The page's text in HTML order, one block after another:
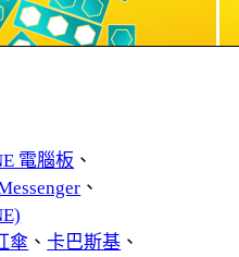
電腦板 、
、
傘 、卡巴斯基 、